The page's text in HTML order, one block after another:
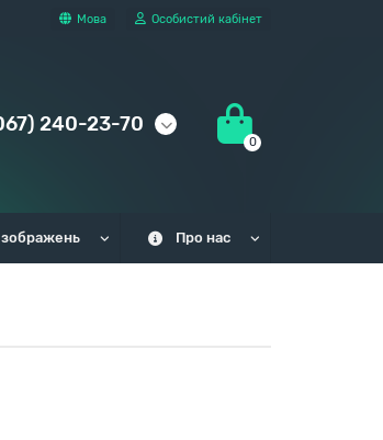
Мова Особистий кабінет
240-23-70
0
зображень Про нас